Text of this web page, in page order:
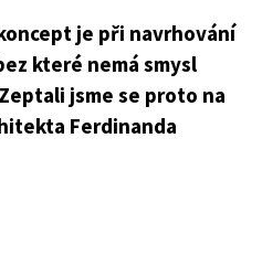
je při navrhování
které nemá smysl
jsme se proto na
Ferdinanda